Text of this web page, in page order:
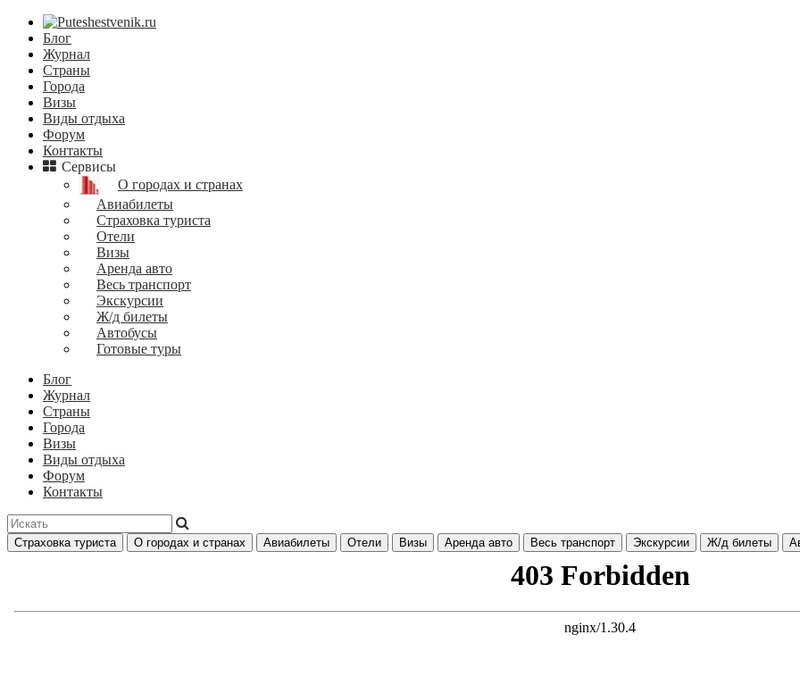
Блог
Журнал
Страны
Города
Визы
Виды отдыха
Форум
Контакты
Сервисы
О городах и странах
Авиабилеты
Страховка туриста
Отели
Визы
Аренда авто
Весь транспорт
Экскурсии
Ж/д билеты
Автобусы
Готовые туры
Блог
Журнал
Страны
Города
Визы
Виды отдыха
Форум
Контакты
Страховка туриста О городах и странах Авиабилеты Отели Визы Аренда авто Весь транспорт Экскурсии Ж/д билеты